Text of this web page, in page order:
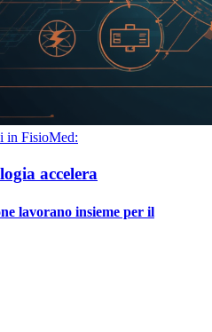
in FisioMed:
accelera
lavorano insieme per il